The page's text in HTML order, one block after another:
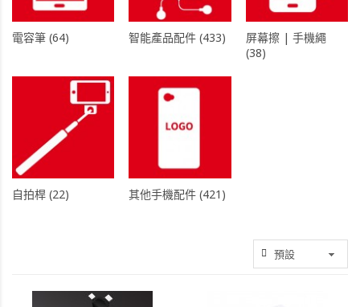
電容筆 (64) 智能產品配件 (433)
屏幕擦 | 手機繩
(38)
自拍桿 (22) 其他手機配件 (421)